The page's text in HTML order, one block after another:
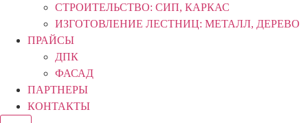
СТРОИТЕЛЬСТВО: СИП, КАРКАС
ИЗГОТОВЛЕНИЕ ЛЕСТНИЦ: МЕТАЛЛ, ДЕРЕВО
ПРАЙСЫ
ДПК
ФАСАД
ПАРТНЕРЫ
КОНТАКТЫ